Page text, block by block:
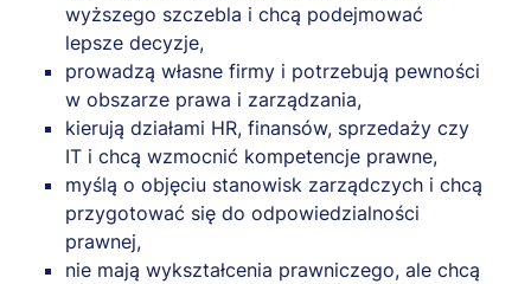
wyższego szczebla i chcą podejmować
lepsze decyzje,
prowadzą własne firmy i potrzebują pewności
w obszarze prawa i zarządzania,
kierują działami HR, finansów, sprzedaży czy
IT i chcą wzmocnić kompetencje prawne,
myślą o objęciu stanowisk zarządczych i chcą
przygotować się do odpowiedzialności
prawnej,
nie mają wykształcenia prawniczego, ale chcą